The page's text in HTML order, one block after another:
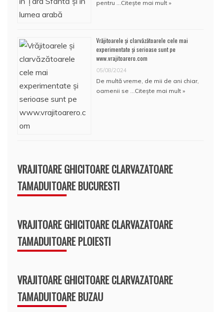
pentru … Citește mai mult »
Vrăjitoarele și clarvăzătoarele cele mai
experimentate și serioase sunt pe
www.vrajitoarero.com
05/08/2024
De multă vreme, de mii de ani chiar,
oamenii se … Citește mai mult »
VRAJITOARE GHICITOARE CLARVAZATOARE
TAMADUITOARE BUCURESTI
VRAJITOARE GHICITOARE CLARVAZATOARE
TAMADUITOARE PLOIESTI
VRAJITOARE GHICITOARE CLARVAZATOARE
TAMADUITOARE BUZAU